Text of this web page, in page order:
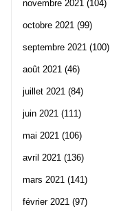
novembre 2021 (104)
octobre 2021 (99)
septembre 2021 (100)
août 2021 (46)
juillet 2021 (84)
juin 2021 (111)
mai 2021 (106)
avril 2021 (136)
mars 2021 (141)
février 2021 (97)